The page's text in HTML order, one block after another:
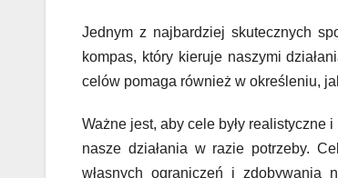
Jednym z najbardziej skutecznych
kompas, który kieruje naszymi
celów pomaga również w określeniu,
Ważne jest, aby cele były
nasze działania w razie potrzeby.
własnych ograniczeń i zdobywania